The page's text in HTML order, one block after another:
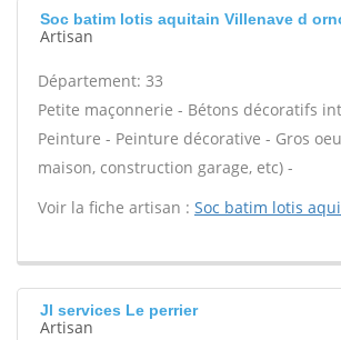
Soc batim lotis aquitain Villenave d
Artisan
Département: 33
Petite maçonnerie - Bétons décoratifs
Peinture - Peinture décorative - Gros
maison, construction garage, etc) -
Voir la fiche artisan : Soc batim lotis
Jl services Le perrier
Artisan